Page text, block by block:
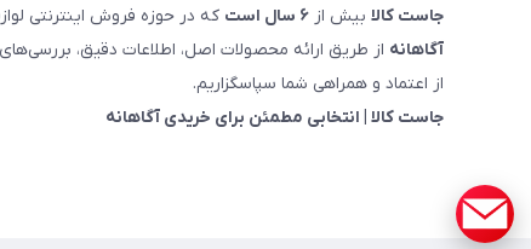
جاست کالا بیش از ۶ سال است که در حوزه فروش اینترنتی
آگاهانه از طریق ارائه محصولات اصل، اطلاعات دقیق،
از اعتماد و همراهی شما سپاسگزاریم.
جاست کالا | انتخابی مطمئن برای خریدی آگاهانه